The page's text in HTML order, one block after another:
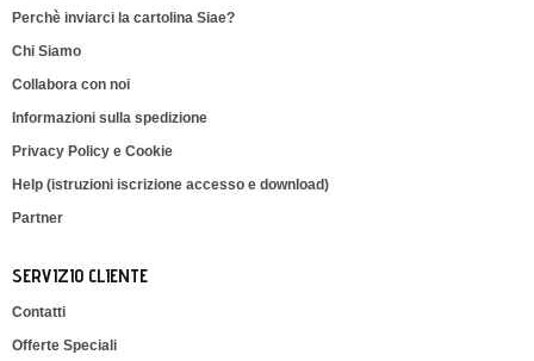
Perchè inviarci la cartolina Siae?
Chi Siamo
Collabora con noi
Informazioni sulla spedizione
Privacy Policy e Cookie
Help (istruzioni iscrizione accesso e download)
Partner
SERVIZIO CLIENTE
Contatti
Offerte Speciali